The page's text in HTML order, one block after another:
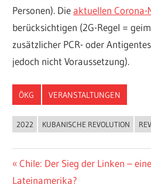
Personen). Dieaktuellen Corona-
berücksichtigen (2G-Regel =
zusätzlicher PCR- oder
jedoch nicht Voraussetzung).
ÖKG VERANSTALTUNGEN
2022 KUBANISCHE REVOLUTION
Beitragsnavigation
Vorheriger
Beitrag:
Chile: Der Sieg der Linken –
Lateinamerika?